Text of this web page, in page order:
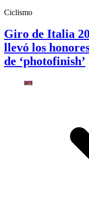
Ciclismo
Giro de Italia
llevó los
de ‘photofinish’